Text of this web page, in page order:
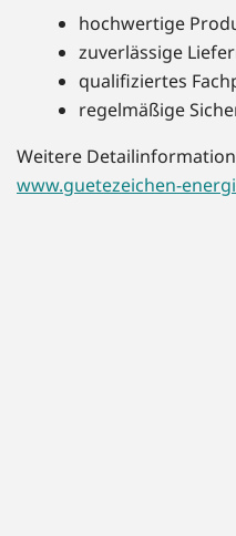
hochwertige
zuverlässige
qualifiziertes
regelmäßige
Weitere
www.guetezeichen-